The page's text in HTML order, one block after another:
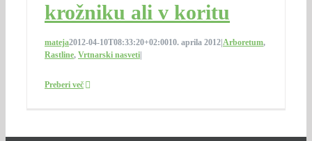
krožniku ali v koritu
mateja2012-04-10T08:33:20+02:0010. aprila 2012 Arboretum,
Rastline, Vrtnarski nasveti
Preberi več